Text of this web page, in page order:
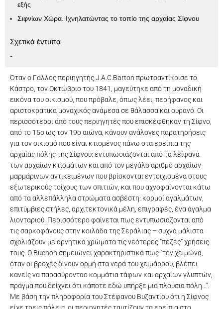
Όταν ο Γάλλος περιηγητής J.A.C.Barton πρωτοαντίκρισε το
Κάστρο, τον Οκτώβριο του 1841, μαγεύτηκε από τη μοναδική
εικόνα του οικισμού, που πρόβαλε, όπως λέει, περήφανος και
αριστοκρατικά μοναχικός ανάμεσα σε θάλασσα και ουρανό. Οι
περισσότεροι από τους περιηγητές που επισκέφθηκαν τη Σίφνο,
από το 15ο ως τον 19ο αιώνα, κάνουν ανάλογες παρατηρήσεις
για τον οικισμό που είναι κτισμένος πάνω στα ερείπια της
αρχαίας πόλης της Σίφνου: εντυπωσιάζονται από τα λείψανα
των αρχαίων κτισμάτων και από τον μεγάλο αριθμό αρχαίων
μαρμάρινων αντικειμένων που βρίσκονται εντοιχισμένα στους
εξωτερικούς τοίχους των σπιτιών, και που αχνοφαίνονται κάτω
από τα αλλεπάλληλα στρώματα ασβέστη: κορμοί αγαλμάτων,
επιτύμβιες στήλες, αρχιτεκτονικά μέλη, επιγραφές, ένα άγαλμα
λιονταριού. Περισσότερο φαίνεται πως εντυπωσιάζονται από
τις σαρκοφάγους στην κοιλάδα της Σεράλιας – συχνά μάλιστα
σχολιάζουν με αρνητικά χρώματα τις νεότερες “πεζές” χρήσεις
τους. Ο Buchon σημειώνει χαρακτηριστικά πως “τον χειμώνα,
όταν οι βροχές δίνουν ορμή στα νερά του χειμάρρου, βλέπει
κανείς να παρασύρονταο κομμάτια τάφων και αρχαίων γλυπτών,
πράγμα που δείχνει ότι κάποτε εδώ υπήρξε μια πλούσια πόλη…”.
Με βάση την πληροφορία του Στέφανου Βυζαντίου ότι η Σίφνος
εξής
Σιφνίων Χώρα. Ιχνηλατώντας το τοπίο της αρχαίας Σίφνου
Σχετικά έντυπα
-